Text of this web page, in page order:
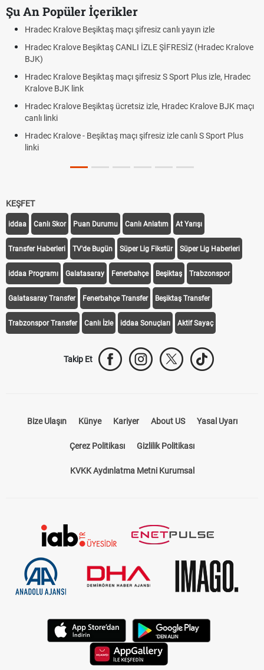
Şu An Popüler İçerikler
izle
Kralove
izle, Hradec
BJK maçı
S Sport Plus
Hradec Kralove - Beşiktaş maçı şifresiz izle canlı
Hradec Kralove Beşiktaş maçı şifresiz tv100 izle,
Trivela Nedir? Trivela Vuruşu Nasıl Yapılır?
Röveşata Nedir? Röveşata Vuruşu Nasıl Yapılır?
Plonjon Nedir? Kalecilikte Plonjon Hareketi Nasıl
KEŞFET
iddaa Canlı Skor Puan Durumu Canlı Anlatım At Yarışı
Transfer Haberleri TV'de Bugün Süper Lig Fikstür Süper Lig Haberleri
iddaa Programı Galatasaray Fenerbahçe Beşiktaş Trabzonspor
Galatasaray Transfer Fenerbahçe Transfer Beşiktaş Transfer
Trabzonspor Transfer Canlı İzle iddaa Sonuçları Aktif Sayaç
Takip Et
Bize Ulaşın Künye Kariyer About US Yasal Uyarı
Çerez Politikası Gizlilik Politikası
KVKK Aydınlatma Metni Kurumsal